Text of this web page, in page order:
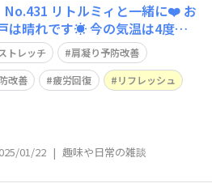
リトルミィと一緒に❤️ お
易度
します。 息を吸いながら、両
ストレッチ
肩凝り予防改善
改善 疲労回復
リフレッシュ
01/22 | 趣味や日常の雑談